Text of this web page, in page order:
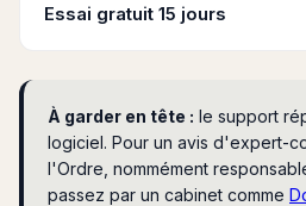
Essai gratuit 15 jours
À garder en tête : le support
logiciel. Pour un avis d'expert-
l'Ordre, nommément
passez par un cabinet comme